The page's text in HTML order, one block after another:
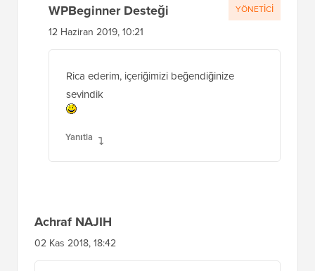
WPBeginner Desteği
12 Haziran 2019, 10:21
Rica ederim, içeriğimizi beğendiğinize
sevindik
Yanıtla
YÖNETICI
Achraf NAJIH
02 Kas 2018, 18:42